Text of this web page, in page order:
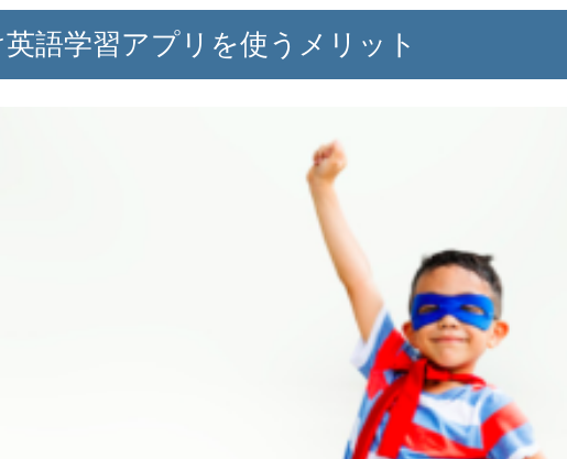
語学習アプリを使うメリット